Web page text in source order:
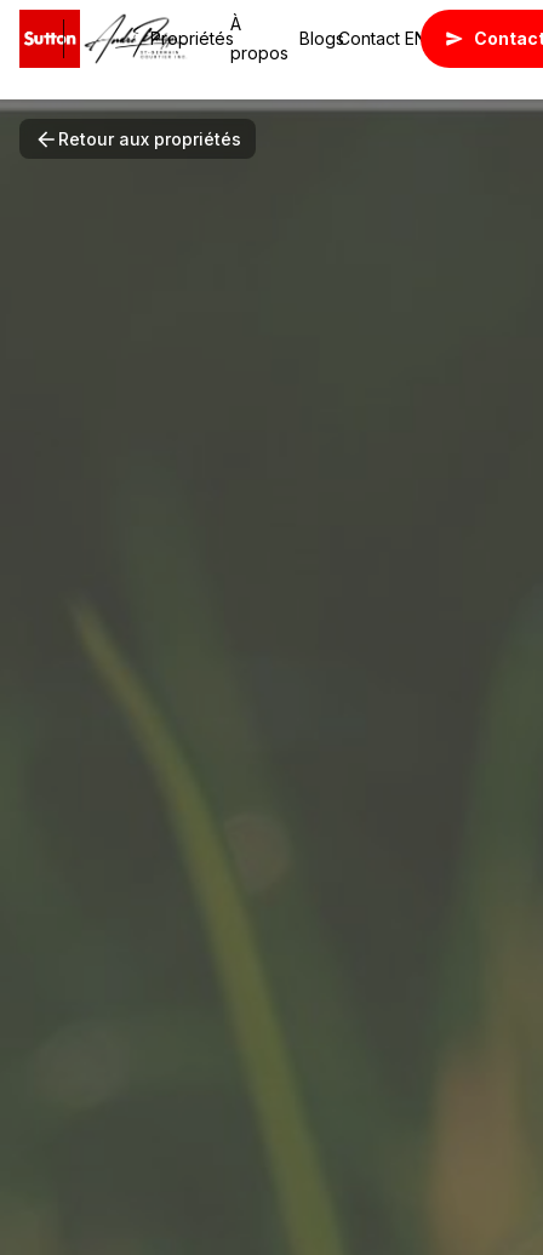
Propriétés
À
propos
BlogsContact EN
Retour aux propriétés